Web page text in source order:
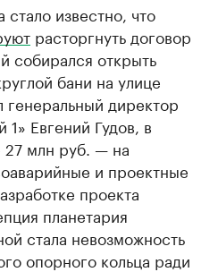
известно, что
расторгнуть договор
собирался открыть
бани на улице
генеральный директор
Евгений Гудов, в
27 млн руб. — на
и проектные
проекта
планетария
стала невозможность
опорного кольца ради